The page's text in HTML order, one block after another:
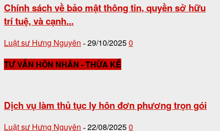
Chính sách về bảo mật thông tin, quyền sở hữu
trí tuệ, và cạnh...
Luật sư Hưng Nguyên - 29/10/20250
TƯ VẤN HÔN NHÂN - THỪA KẾ
Dịch vụ làm thủ tục ly hôn đơn phương trọn gói
Luật sư Hưng Nguyên - 22/08/20250